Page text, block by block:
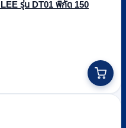
รุ่น DT01 พิกัด 150